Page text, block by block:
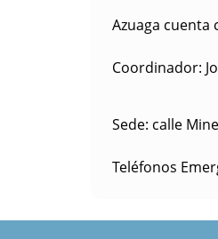
Azuaga cuenta
Coordinador:
Sede: calle
Teléfonos